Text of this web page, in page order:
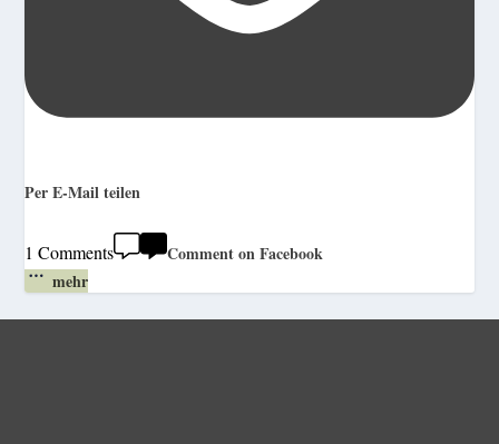
Per E-Mail teilen
1 Comments
Comment on Facebook
mehr